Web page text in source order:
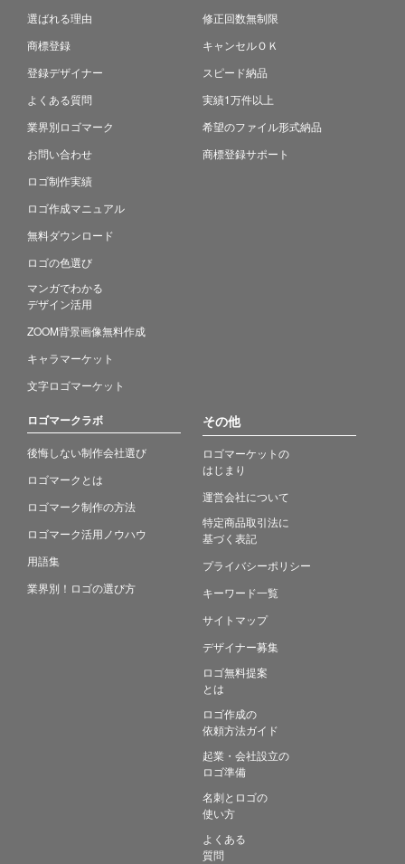
選ばれる理由
商標登録
登録デザイナー
よくある質問
業界別ロゴマーク
お問い合わせ
ロゴ制作実績
ロゴ作成マニュアル
無料ダウンロード
ロゴの色選び
マンガでわかる
デザイン活用
ZOOM背景画像無料作成
キャラマーケット
文字ロゴマーケット
修正回数無制限
キャンセルＯＫ
スピード納品
実績1万件以上
希望のファイル形式納品
商標登録サポート
ロゴマークラボ
後悔しない制作会社選び
ロゴマークとは
ロゴマーク制作の方法
ロゴマーク活用ノウハウ
用語集
業界別！ロゴの選び方
その他
ロゴマーケットの
はじまり
運営会社について
特定商品取引法に
基づく表記
プライバシーポリシー
キーワード一覧
サイトマップ
デザイナー募集
ロゴ無料提案
とは
ロゴ作成の
依頼方法ガイド
起業・会社設立の
ロゴ準備
名刺とロゴの
使い方
よくある
質問